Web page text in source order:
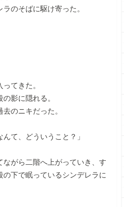
のそばに駆け寄った。
てきた。
影に隠れる。
のニキだった。
んて、どういうこと？」
ながら二階へ上がっていき、す
の下で眠っているシンデレラに